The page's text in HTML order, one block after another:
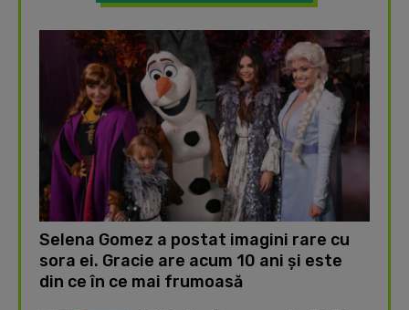
Selena Gomez a postat imagini rare cu
sora ei. Gracie are acum 10 ani și este
din ce în ce mai frumoasă